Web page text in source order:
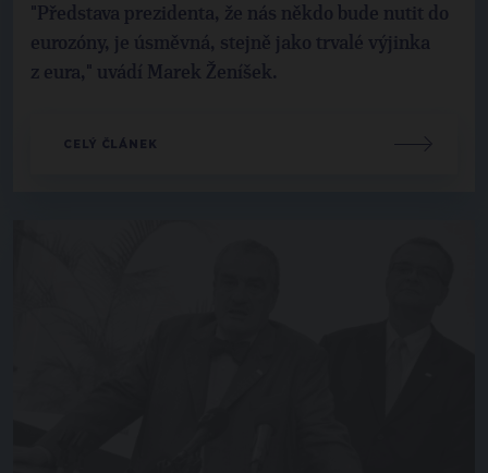
"Představa prezidenta, že nás někdo bude nutit do
eurozóny, je úsměvná, stejně jako trvalé výjinka
z eura," uvádí Marek Ženíšek.
CELÝ ČLÁNEK